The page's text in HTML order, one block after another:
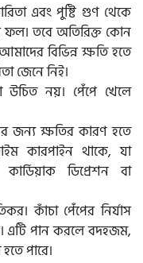
এবং পুষ্টি গুণ থেকে
ফল। তবে অতিরিক্ত কোন
বিভিন্ন ক্ষতি হতে
জেনে নিই।
উচিত নয়। পেঁপে খেলে
জন্য ক্ষতির কারণ হতে
কারপাইন থাকে, যা
ডিপ্রেশন বা
কাঁচা পেঁপের নির্যাস
এটি পান করলে বদহজম,
পারে।